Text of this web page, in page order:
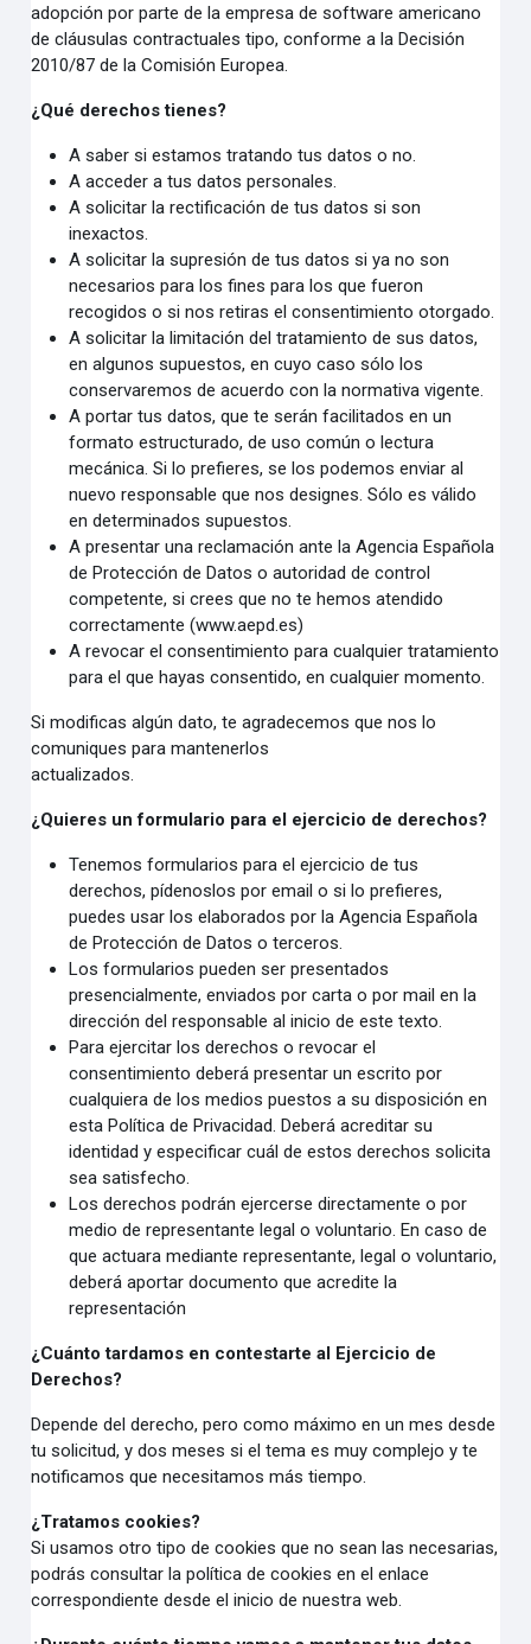
adopción por parte de la empresa de software americano
de cláusulas contractuales tipo, conforme a la Decisión
2010/87 de la Comisión Europea.
¿Qué derechos tienes?
A saber si estamos tratando tus datos o no.
A acceder a tus datos personales.
A solicitar la rectificación de tus datos si son
inexactos.
A solicitar la supresión de tus datos si ya no son
necesarios para los fines para los que fueron
recogidos o si nos retiras el consentimiento otorgado.
A solicitar la limitación del tratamiento de sus datos,
en algunos supuestos, en cuyo caso sólo los
conservaremos de acuerdo con la normativa vigente.
A portar tus datos, que te serán facilitados en un
formato estructurado, de uso común o lectura
mecánica. Si lo prefieres, se los podemos enviar al
nuevo responsable que nos designes. Sólo es válido
en determinados supuestos.
A presentar una reclamación ante la Agencia Española
de Protección de Datos o autoridad de control
competente, si crees que no te hemos atendido
correctamente (www.aepd.es)
A revocar el consentimiento para cualquier tratamiento
para el que hayas consentido, en cualquier momento.
Si modificas algún dato, te agradecemos que nos lo
comuniques para mantenerlos
actualizados.
¿Quieres un formulario para el ejercicio de derechos?
Tenemos formularios para el ejercicio de tus
derechos, pídenoslos por email o si lo prefieres,
puedes usar los elaborados por la Agencia Española
de Protección de Datos o terceros.
Los formularios pueden ser presentados
presencialmente, enviados por carta o por mail en la
dirección del responsable al inicio de este texto.
Para ejercitar los derechos o revocar el
consentimiento deberá presentar un escrito por
cualquiera de los medios puestos a su disposición en
esta Política de Privacidad. Deberá acreditar su
identidad y especificar cuál de estos derechos solicita
sea satisfecho.
Los derechos podrán ejercerse directamente o por
medio de representante legal o voluntario. En caso de
que actuara mediante representante, legal o voluntario,
deberá aportar documento que acredite la
representación
¿Cuánto tardamos en contestarte al Ejercicio de
Derechos?
Depende del derecho, pero como máximo en un mes desde
tu solicitud, y dos meses si el tema es muy complejo y te
notificamos que necesitamos más tiempo.
¿Tratamos cookies?
Si usamos otro tipo de cookies que no sean las necesarias,
podrás consultar la política de cookies en el enlace
correspondiente desde el inicio de nuestra web.